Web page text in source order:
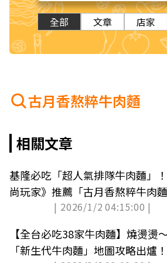
全部 文章 店家
古月香熬粹牛肉麵
相關文章
基隆必吃「超人氣排隊牛肉麵」
尚玩家》推薦「古月香熬粹牛肉麵
| 2026/1/2 04:15:00 |
【全台必吃38家牛肉麵】燒燙燙
「新生代牛肉麵」地圖攻略出爐！